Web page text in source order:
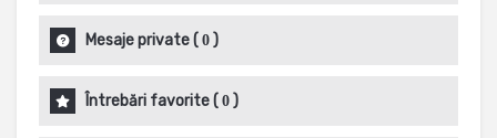
Mesaje private( 0 )
Întrebări favorite( 0 )